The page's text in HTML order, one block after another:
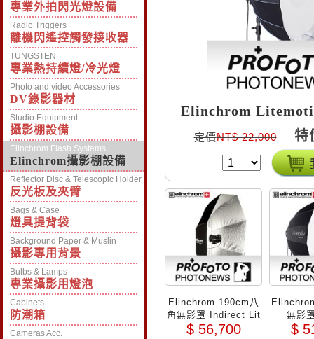
專業外拍閃光燈設備
Radio Triggers
離機閃遙控觸發接收器
TUNGSTEN
專業熱持續燈/冷光燈
Photo and video Accessories
DV錄影器材
Studio Equipment
攝影棚設備
Elinchrom Flash Systems
Elinchrom攝影棚設備
Reflector Disc & Telescopic Holder
反光板及夾臂
Bags & Case
燈具提背袋
Background Paper & Muslin
攝影專用背景
Bulbs & Lamps
專業攝影用燈泡
Cabinets
防潮箱
Cameras Acc.
Elinchrom
定價NT$ 22,000 特
Elinchrom 190cm八
角無影罩 Indirect Lit
emotiv(EL28000)
$ 56,700
無影
$